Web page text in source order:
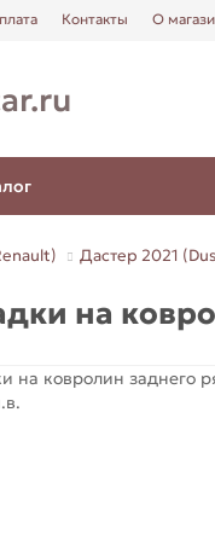
Контакты О
Дастер 2021
на